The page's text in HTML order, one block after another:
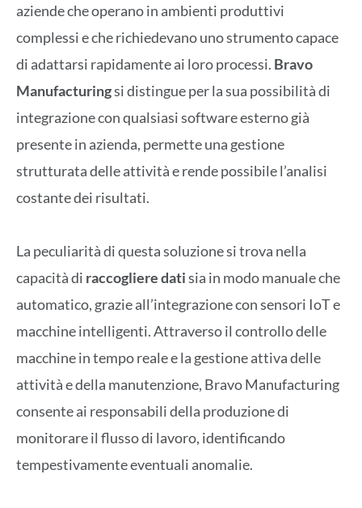
aziende che operano in ambienti produttivi
complessi e che richiedevano uno strumento capace
di adattarsi rapidamente ai loro processi. Bravo
Manufacturingsi distingue per la sua possibilità di
integrazione con qualsiasi software esterno già
presente in azienda, permette una gestione
strutturata delle attività e rende possibile l’analisi
costante dei risultati.
La peculiarità di questa soluzione si trova nella
capacità di raccogliere datisia in modo manuale che
automatico, grazie all’integrazione con sensori IoT e
macchine intelligenti. Attraverso il controllo delle
macchine in tempo reale e la gestione attiva delle
attività e della manutenzione, Bravo Manufacturing
consente ai responsabili della produzione di
monitorare il flusso di lavoro, identificando
tempestivamente eventuali anomalie.